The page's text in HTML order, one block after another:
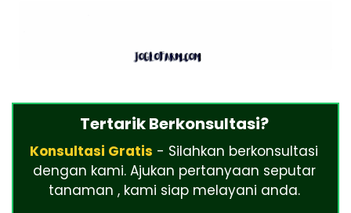
Tertarik Berkonsultasi?
Konsultasi Gratis - Silahkan berkonsultasi
dengan kami. Ajukan pertanyaan seputar
tanaman , kami siap melayani anda.